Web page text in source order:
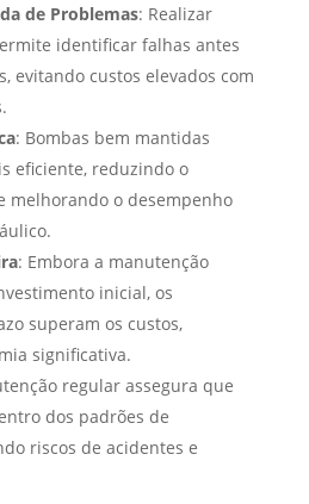
de Problemas: Realizar
identificar falhas antes
evitando custos elevados com
: Bombas bem mantidas
eficiente, reduzindo o
melhorando o desempenho
: Embora a manutenção
inicial, os
superam os custos,
significativa.
regular assegura que
dos padrões de
riscos de acidentes e